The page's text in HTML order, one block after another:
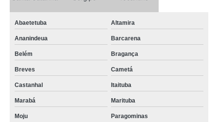
quanto custa tela sombreamento freshnet Rio Brilhante
quanto custa tela de sombrite Pacajus
tela ráfia branca João Pessoa
empresa de tela sombreamento freshnet Lagoa Seca
quanto custa tela ráfia branca Colombo
quanto custa tela sombreamento fts vermelha Lagoa Seca
Abaetetuba Altamira
Ananindeua Barcarena
Belém Bragança
Breves Cametá
Castanhal Itaituba
Marabá Marituba
Moju Paragominas